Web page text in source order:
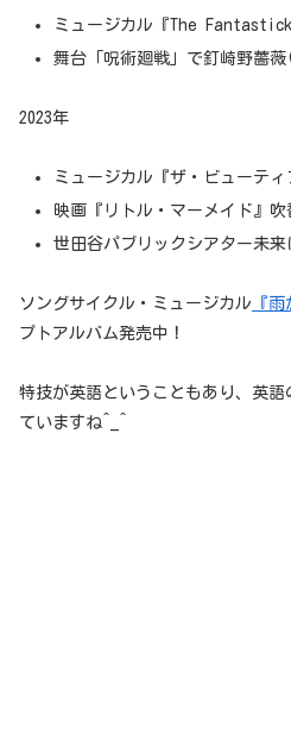
ミュージカル『The
舞台「呪術廻戦」で釘崎野薔
2023年
ミュージカル『ザ・ビューティ
映画『リトル・マーメイド』
世田谷パブリックシアター未
ソングサイクル・ミュージカル 『
プトアルバム発売中！
特技が英語ということもあり、英
ていますね^_^